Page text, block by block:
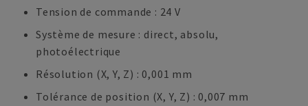
Tension de commande : 24 V
Système de mesure : direct, absolu,
photoélectrique
Résolution (X, Y, Z) : 0,001 mm
Tolérance de position (X, Y, Z) : 0,007 mm